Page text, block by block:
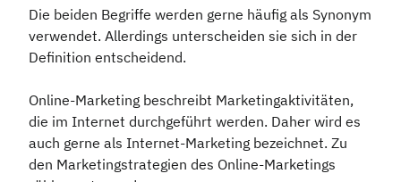
Die beiden Begriffe werden gerne häufig als Synonym
verwendet. Allerdings unterscheiden sie sich in der
Definition entscheidend.
Online-Marketing beschreibt Marketingaktivitäten,
die im Internet durchgeführt werden. Daher wird es
auch gerne als Internet-Marketing bezeichnet. Zu
den Marketingstrategien des Online-Marketings